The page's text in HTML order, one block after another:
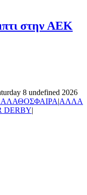
στην ΑΕK
8 undefined 2026
|ΑΛΛΑ
DERBY|